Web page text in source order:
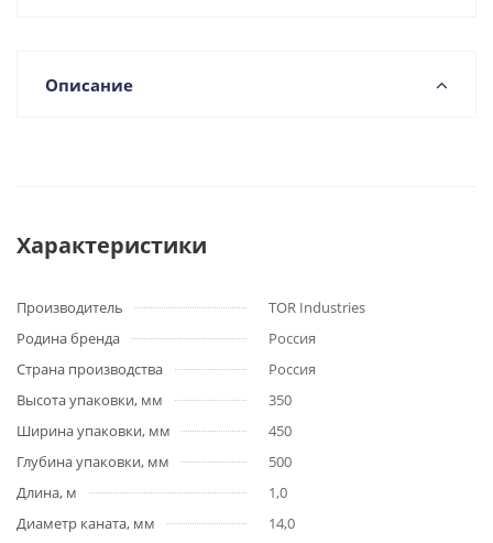
Описание
Характеристики
Производитель
TOR Industries
Родина бренда
Россия
Страна производства
Россия
Высота упаковки, мм
350
Ширина упаковки, мм
450
Глубина упаковки, мм
500
Длина, м
1,0
Диаметр каната, мм
14,0